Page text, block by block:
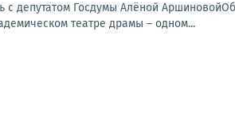
с депутатом Госдумы Алёной
театре драмы – одном...